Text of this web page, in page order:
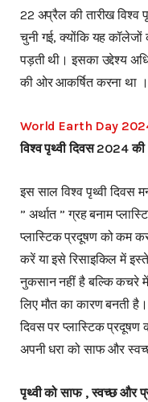
22 अप्रैल की तारीख विश्व
चुनी गई, क्योंकि यह कॉलेजों
पड़ती थी। इसका उद्देश्य
की ओर आकर्षित करना था ।
World Earth Day
विश्व पृथ्वी दिवस 2024 की
इस साल विश्व पृथ्वी दिवस
” अर्थात ” ग्रह बनाम
प्लास्टिक प्रदूषण को कम
करें या इसे रिसाइकिल में
नुकसान नहीं है बल्कि कचरे
लिए मौत का कारण बनती
दिवस पर प्लास्टिक
अपनी धरा को साफ और
पृथ्वी को साफ , स्वच्छ और